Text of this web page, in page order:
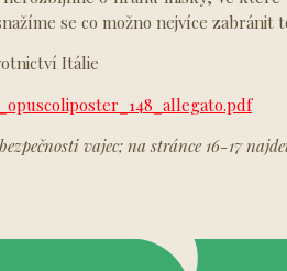
se co možno nejvíce
Itálie
vajec; na stránce 16-17